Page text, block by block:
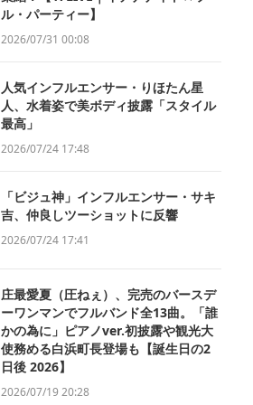
ル・パーティー】
2026/07/31 00:08
人気インフルエンサー・りほたん星
人、水着姿で美ボディ披露「スタイル
最高」
2026/07/24 17:48
「ビジュ神」インフルエンサー・サキ
吉、仲良しツーショットに反響
2026/07/24 17:41
庄最愛夏（圧ねぇ）、完売のバースデ
ーワンマンでフルバンド全13曲。「誰
かの為に」ピアノver.初披露や観光大
使務める白浜町長登場も【誕生日の2
日後 2026】
2026/07/19 20:28